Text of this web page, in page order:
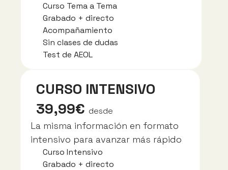
Curso Tema a Tema
Grabado + directo
Acompañamiento
Sin clases de dudas
Test de AEOL
CURSO INTENSIVO
39,99€ desde
La misma información en formato
intensivo para avanzar más rápido
Curso Intensivo
Grabado + directo